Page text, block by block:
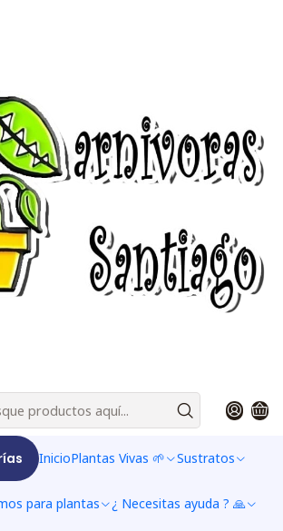
InicioPlantas Vivas 🌱 Sustratos
para plantas ¿ Necesitas ayuda ? 🙏
Nordicas
en zonas frías y deben aguantar
duras. Las semillas se producen
Otoño y cuando la planta "muere"
es el llamado proceso de
quedan en el sustrato esperando el
invernal. Es por ello que este tipo
deben estratificarse.
$2.380 CLP
Optionen anzeigen